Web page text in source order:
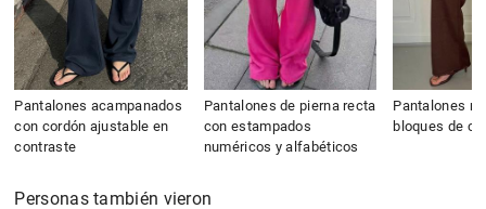
Pantalones acampanados
con cordón ajustable en
contraste
Pantalones de pierna recta
con estampados
numéricos y alfabéticos
Pantalones
bloques de
Personas también vieron